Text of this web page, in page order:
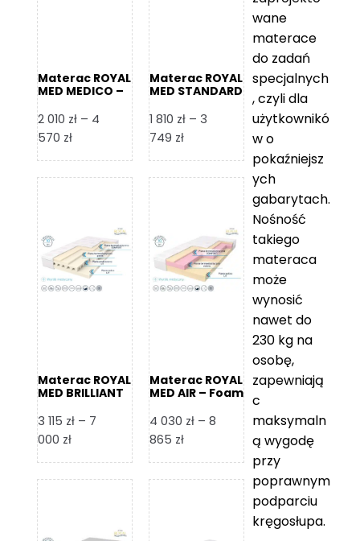
Materac ROYAL
MED MEDICO –
2 010 zł – 4
570 złZakres
od
4
570 zł
Materac ROYAL
MED STANDARD
1 810 zł – 3
749 złZakres
od
3
749 zł
Materac ROYAL
MED BRILLIANT
3 115 zł – 7
000 złZakres
od
Materac ROYAL
MED AIR – Foam
4 030 zł – 8
865 złZakres
od
wane
materace
do zadań
specjalnych
, czyli dla
użytkownikó
w o
pokaźniejsz
ych
gabarytach.
Nośność
takiego
materaca
może
wynosić
nawet do
230 kg na
osobę,
zapewniają
c
maksymaln
ą wygodę
przy
poprawnym
podparciu
kręgosłupa.